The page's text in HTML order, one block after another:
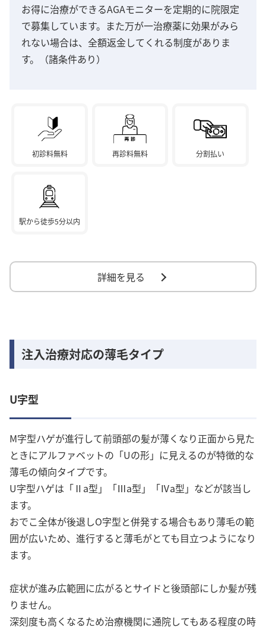
お得に治療ができるAGAモニターを定期的に院限定
で募集しています。また万が一治療薬に効果がみら
れない場合は、全額返金してくれる制度がありま
す。（諸条件あり）
初診料無料 再診料無料 分割払い
駅から徒歩5分以内
詳細を見る
注入治療対応の薄毛タイプ
U字型
M字型ハゲが進行して前頭部の髪が薄くなり正面から見た
ときにアルファベットの「Uの形」に見えるのが特徴的な
薄毛の傾向タイプです。
U字型ハゲは「Ⅱa型」「Ⅲa型」「Ⅳa型」などが該当し
ます。
おでこ全体が後退しO字型と併発する場合もあり薄毛の範
囲が広いため、進行すると薄毛がとても目立つようになり
ます。
症状が進み広範囲に広がるとサイドと後頭部にしか髪が残
りません。
深刻度も高くなるため治療機関に通院してもある程度の時